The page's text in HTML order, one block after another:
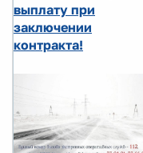
выплату при
заключении
контракта!